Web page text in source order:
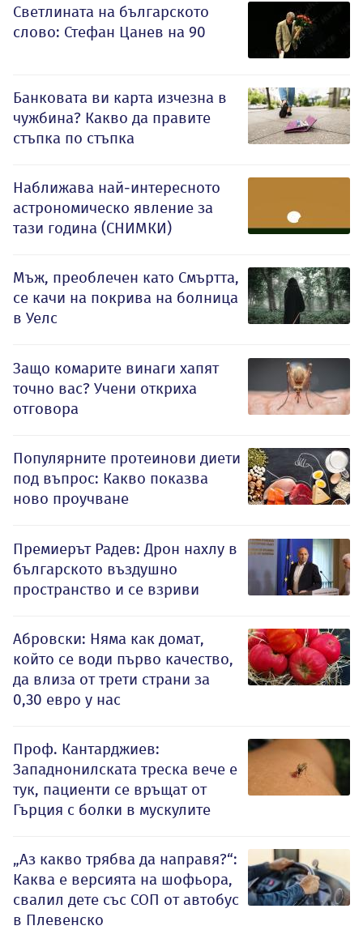
Светлината на българското
слово: Стефан Цанев на 90
Банковата ви карта изчезна в
чужбина? Какво да правите
стъпка по стъпка
Наближава най-интересното
астрономическо явление за
тази година (СНИМКИ)
Мъж, преоблечен като Смъртта,
се качи на покрива на болница
в Уелс
Защо комарите винаги хапят
точно вас? Учени откриха
отговора
Популярните протеинови диети
под въпрос: Какво показва
ново проучване
Премиерът Радев: Дрон нахлу в
българското въздушно
пространство и се взриви
Абровски: Няма как домат,
който се води първо качество,
да влиза от трети страни за
0,30 евро у нас
Проф. Кантарджиев:
Западнонилската треска вече е
тук, пациенти се връщат от
Гърция с болки в мускулите
„Аз какво трябва да направя?“:
Каква е версията на шофьора,
свалил дете със СОП от автобус
в Плевенско